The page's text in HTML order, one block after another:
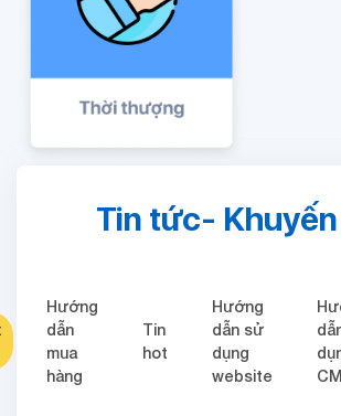
Tin tức-
Hướng
dẫn
mua
hàng
Tin
hot
Hướng
dẫn sử
dụng
website